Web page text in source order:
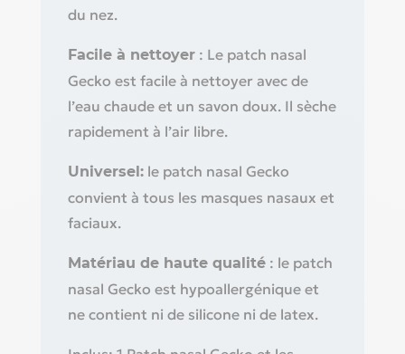
du nez.
Facile à nettoyer: Le patch nasal
Gecko est facile à nettoyer avec de
l’eau chaude et un savon doux. Il sèche
rapidement à l’air libre.
Universel:le patch nasal Gecko
convient à tous les masques nasaux et
faciaux.
Matériau de haute qualité: le patch
nasal Gecko est hypoallergénique et
ne contient ni de silicone ni de latex.